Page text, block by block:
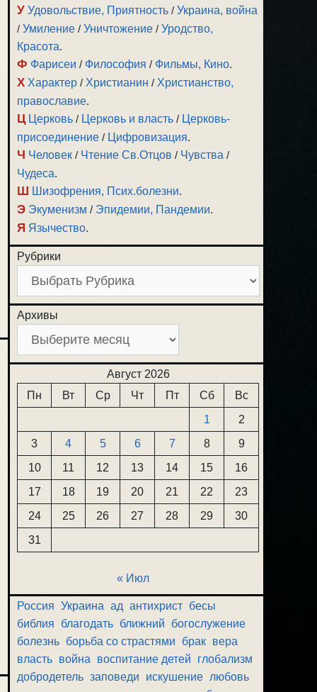
У Удовольствие, Приятность /Украина, война
/Умиление /Уничтожение /Уродство,
Красота.
Ф Фарисеи / Философия / Фильмы, Кино.
Х Характер / Христианин / Христианство,
православие.
Ц Церковь / Церковь и власть / Церковь-
присоединение / Цифровизация.
Ч Человек / Чтение Св.Отцов / Чувства /
Чудеса.
Ш Шизофрения, Псих.болезни.
Э Экуменизм / Эпидемии, Пандемии.
Я Язычество.
Рубрики
Архивы
Август 2026
Пн
Вт Ср Чт Пт Сб
Вс
1
2
3
4 5 6 7 8
9
10
11 12 13 14 15
16
17
18 19 20 21 22
23
24
25 26 27 28 29
30
31
« Июл
Россия Украина ад антихрист бесы
библия
благодать ближний
богослужение
болезнь борьба со страстями брак вера
власть война воспитание детей
глобализм
добродетель заповеди искушение любовь